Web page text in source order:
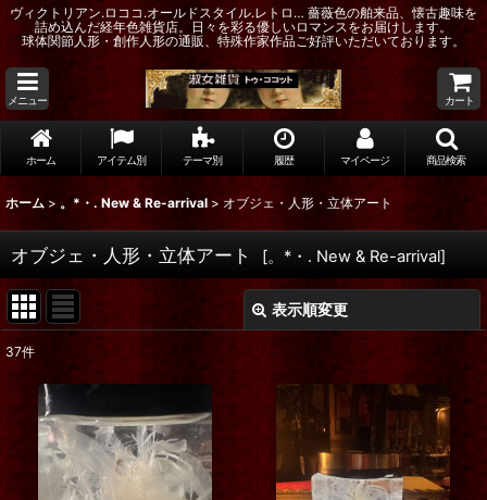
ヴィクトリアン.ロココ.オールドスタイル.レトロ… 薔薇色の舶来品、懐古趣味を
詰め込んだ経年色雑貨店。日々を彩る優しいロマンスをお届けします。
球体関節人形・創作人形の通販、特殊作家作品ご好評いただいております。
メニュー カート
ホーム アイテム別 テーマ別 履歴 マイページ 商品検索
ホーム > 。*・. New & Re-arrival > オブジェ・人形・立体アート
オブジェ・人形・立体アート [。*・. New & Re-arrival]
表示順変更
:
在庫あり
並び順:
37件